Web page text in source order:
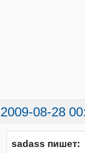
2009-08-28
sadass пишет: